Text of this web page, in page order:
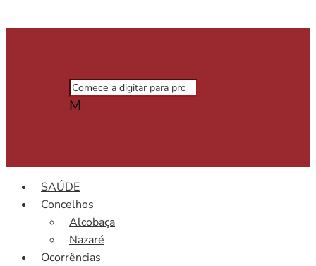
M
SAÚDE
Concelhos
Alcobaça
Nazaré
Ocorrências